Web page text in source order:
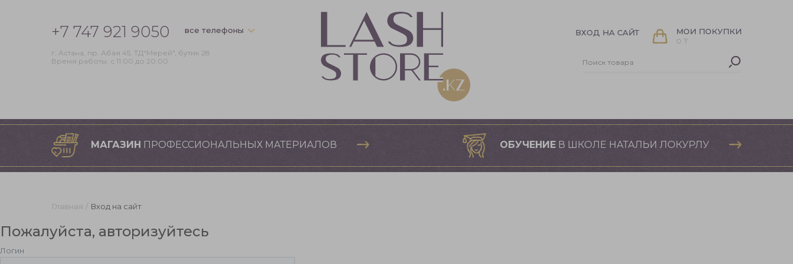
+7 747 921 9050 все телефоны
г. Астана, пр. Абая 45, ТД"Мерей", бутик 28
Время работы: с 11:00 до 20:00
ВХОД НА САЙТ МОИ ПОКУПКИ
0 ₸
МАГАЗИН ПРОФЕССИОНАЛЬНЫХ МАТЕРИАЛОВ ОБУЧЕНИЕ В ШКОЛЕ НАТАЛЬИ ЛОКУРЛУ
Главная / Вход на сайт
Пожалуйста, авторизуйтесь
Логин